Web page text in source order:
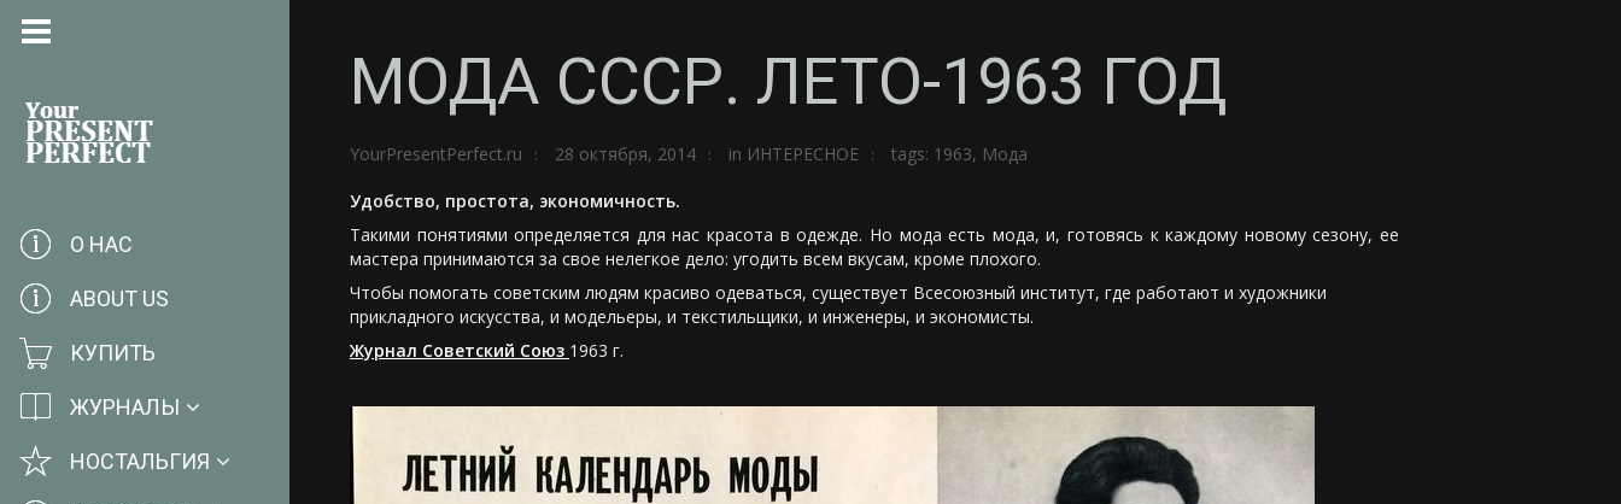
О НАС
ABOUT US
КУПИТЬ
ЖУРНАЛЫ
НОСТАЛЬГИЯ
МОДА СССР. ЛЕТО-1963 ГОД
YourPresentPerfect.ru 28 октября, 2014 in ИНТЕРЕСНОЕ tags: 1963, Мода
Удобство, простота, экономичность.
Такими понятиями определяется для нас красота в одежде. Но мода есть мода, и, готовясь к каждому новому сезону, ее
мастера принимаются за свое нелегкое дело: угодить всем вкусам, кроме плохого.
Чтобы помогать советским людям красиво одеваться, существует Всесоюзный институт, где работают и художники
прикладного искусства, и модельеры, и текстильщики, и инженеры, и экономисты.
Журнал Советский Союз 1963 г.